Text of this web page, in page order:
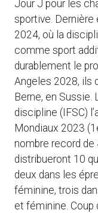
Jour J pour les
sportive. Dernière
2024, où la
comme sport
durablement le
Angeles 2028, ils
Berne, en Sussie.
discipline (IFSC)
Mondiaux 2023
nombre record
distribueront 10
deux dans les
féminine, trois
et féminine. Coup